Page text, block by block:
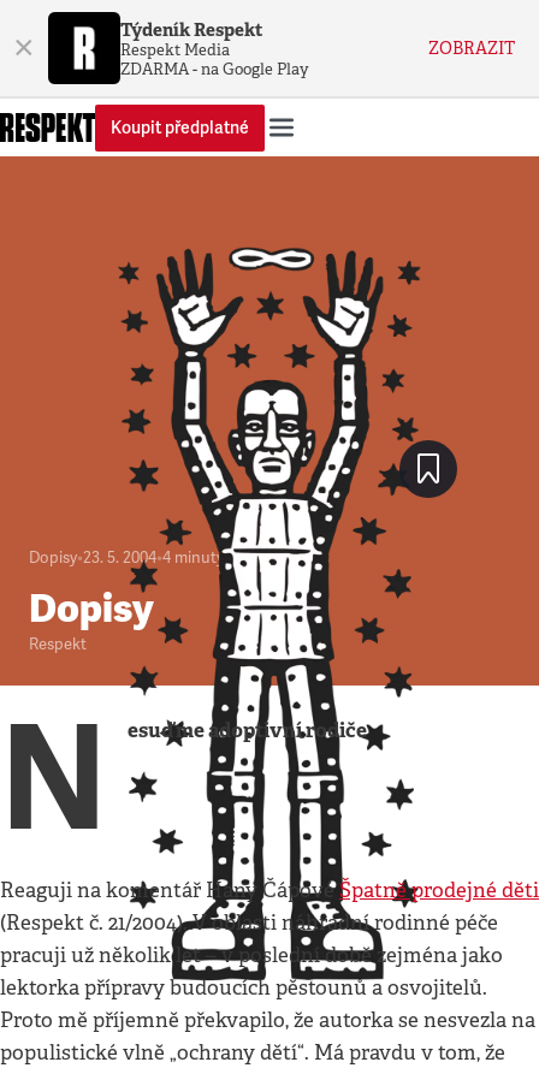
× Týdeník Respekt
Respekt Media
ZDARMA - na Google Play
ZOBRAZIT
Koupit předplatné
Dopisy•23. 5. 2004•4 minuty
Dopisy
Respekt
N esuďme adoptivní rodiče
Reaguji na komentář Hany ČápovéŠpatně prodejné děti
(Respekt č. 21/2004). V oblasti náhradní rodinné péče
pracuji už několik let – v poslední době zejména jako
lektorka přípravy budoucích pěstounů a osvojitelů.
Proto mě příjemně překvapilo, že autorka se nesvezla na
populistické vlně „ochrany dětí“. Má pravdu v tom, že